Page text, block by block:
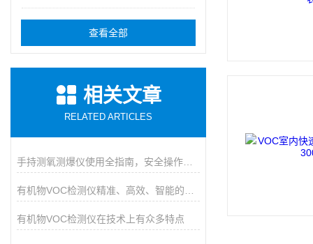
查看全部
相关文章
RELATED ARTICLES
有机物VOC检测仪在技术上有众多特点